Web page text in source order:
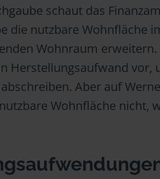
schaut das
die nutzbare Wohnfläche
Wohnraum erweitern.
Herstellungsaufwand vor,
Aber auf
Wohnfläche nicht,